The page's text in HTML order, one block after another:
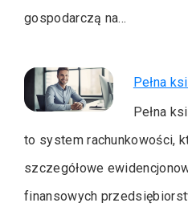
gospodarczą na…
Pełna
Pełna
to system rachunkowości,
szczegółowe
finansowych